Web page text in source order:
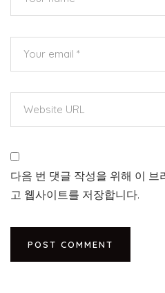
다음 번 댓글 작성을 위해 이 브
고 웹사이트를 저장합니다.